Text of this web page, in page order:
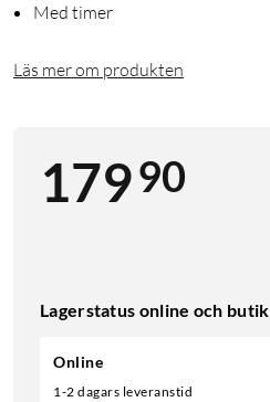
Med timer
Läs mer om produkten
17990
Lagerstatus online och butik
Online
1-2 dagars leveranstid